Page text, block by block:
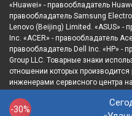
-30%
«Huawei» - правообладатель
правообладатель Samsung
Lenovo (Beijing) Limited. «ASUS» -
Inc. «ACER» - правообладатель
правообладатель Dell Inc. «HP» -
Group LLC. Товарные знаки
отношении которых
инженерами сервисного центра
представителями в отношении